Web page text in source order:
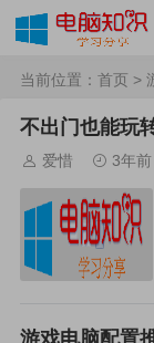
当前位置： 首页 >
不出门也能玩
爱惜 3年前
游戏电脑配置